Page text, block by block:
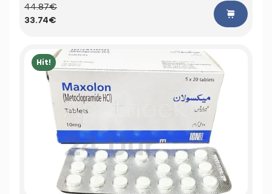
44.87€
33.74€
Hit!